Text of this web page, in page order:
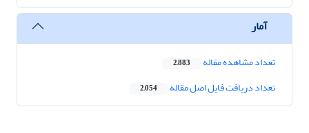
آمار
تعداد مشاهده مقاله 2,883
تعداد دریافت فایل اصل مقاله 2,054